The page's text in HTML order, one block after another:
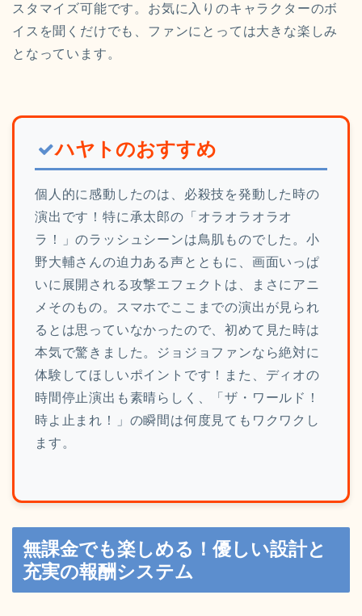
スタマイズ可能です。お気に入りのキャラクターのボ
イスを聞くだけでも、ファンにとっては大きな楽しみ
となっています。
ハヤトのおすすめ
個人的に感動したのは、必殺技を発動した時の
演出です！特に承太郎の「オラオラオラオ
ラ！」のラッシュシーンは鳥肌ものでした。小
野大輔さんの迫力ある声とともに、画面いっぱ
いに展開される攻撃エフェクトは、まさにアニ
メそのもの。スマホでここまでの演出が見られ
るとは思っていなかったので、初めて見た時は
本気で驚きました。ジョジョファンなら絶対に
体験してほしいポイントです！また、ディオの
時間停止演出も素晴らしく、「ザ・ワールド！
時よ止まれ！」の瞬間は何度見てもワクワクし
ます。
無課金でも楽しめる！優しい設計と
充実の報酬システム